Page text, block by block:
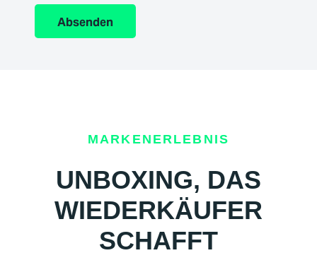
Absenden
MARKENERLEBNIS
UNBOXING, DAS
WIEDERKÄUFER
SCHAFFT